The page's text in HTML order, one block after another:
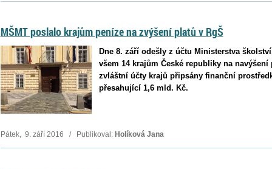
MŠMT poslalo krajům peníze na zvýšení platů v RgŠ
Dne 8. září odešly z účtu Ministerstva
všem 14 krajům České republiky na
zvláštní účty krajů připsány finanční
přesahující 1,6 mld. Kč.
Pátek, 9. září 2016 / Publikoval: Holíková Jana